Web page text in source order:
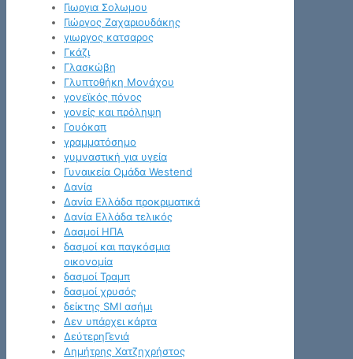
Γιωργια Σολωμου
Γιώργος Ζαχαριουδάκης
γιωργος κατσαρος
Γκάζι
Γλασκώβη
Γλυπτοθήκη Μονάχου
γονεϊκός πόνος
γονείς και πρόληψη
Γουόκαπ
γραμματόσημο
γυμναστική για υγεία
Γυναικεία Ομάδα Westend
Δανία
Δανία Ελλάδα προκριματικά
Δανία Ελλάδα τελικός
Δασμοί ΗΠΑ
δασμοί και παγκόσμια
οικονομία
δασμοί Τραμπ
δασμοί χρυσός
δείκτης SMI ασήμι
Δεν υπάρχει κάρτα
ΔεύτερηΓενιά
Δημήτρης Χατζηχρήστος